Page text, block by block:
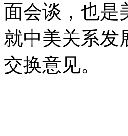
面会谈，也是
就中美关系发
交换意见。